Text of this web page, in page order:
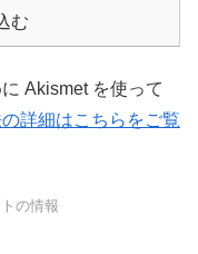
む
Akismet を使って
詳細はこちらをご覧
の情報